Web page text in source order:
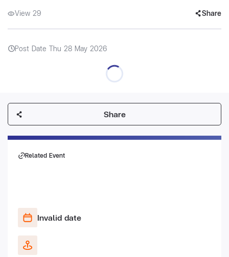
View 29 Share
Post Date Thu 28 May 2026
Share
Related Event
Invalid date